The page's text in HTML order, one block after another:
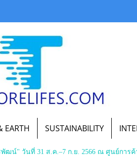
EARTH SUSTAINABILITY
น์" วันที่ 31 ส.ค.–7 ก.ย. 2566 ณ ศูนย์การค้